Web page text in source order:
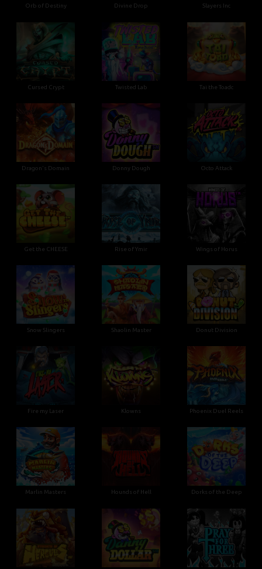
Orb of Destiny Divine Drop Slayers Inc
Cursed Crypt Twisted Lab Tai the Toadc
Dragon's Domain Donny Dough Octo Attack
Get the CHEESE Rise of Ymir Wings of Horus
Snow Slingers Shaolin Master Donut Division
Fire my Laser Klowns Phoenix Duel Reels
Marlin Masters Hounds of Hell Dorks of the Deep